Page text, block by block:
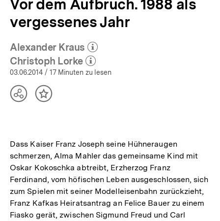
Vor dem Aufbruch. 1988 als
vergessenes Jahr
Alexander Kraus
(Mehr zum Autor)
öffnen
Christoph Lorke
(Mehr zum Autor)
öffnen
03.06.2014 / 17 Minuten zu lesen
TeilenInhalt
Dass Kaiser Franz Joseph seine Hühneraugen
schmerzen, Alma Mahler das gemeinsame Kind mit
Oskar Kokoschka abtreibt, Erzherzog Franz
Ferdinand, vom höfischen Leben ausgeschlossen, sich
zum Spielen mit seiner Modelleisenbahn zurückzieht,
Franz Kafkas Heiratsantrag an Felice Bauer zu einem
Fiasko gerät, zwischen Sigmund Freud und Carl